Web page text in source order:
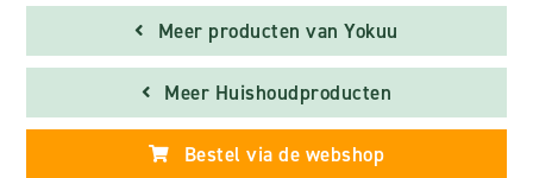
Meer producten van Yokuu
Meer Huishoudproducten
Bestel via de webshop